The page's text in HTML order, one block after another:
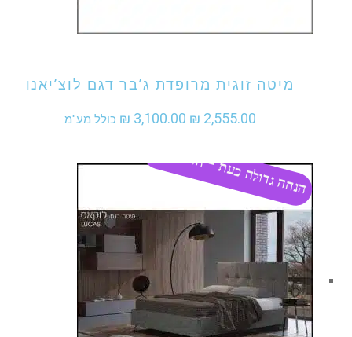
מיטה זוגית מרופדת ג’בר דגם לוצ’יאנו
₪3,100.00
המחיר
היה:
₪ 2,555.00
המחיר
כולל מע"מ
הנחה גדולה כעת - התקשר